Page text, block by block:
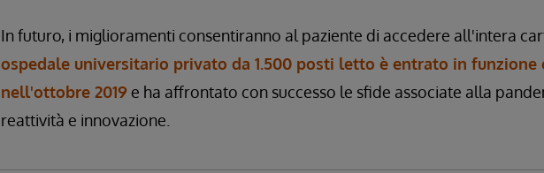
In futuro, i miglioramenti consentiranno al paziente di accedere all'intera
ospedale universitario privato da 1.500 posti letto è entrato in funzione
nell'ottobre 2019 e ha affrontato con successo le sfide associate alla
reattività e innovazione.